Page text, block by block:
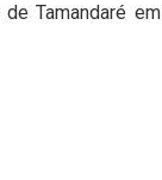
Tamandaré em